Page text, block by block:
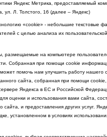
Яндекс Метрика, предоставляемый
ул. Л. Толстого, 16 (далее – Яндекс)
«cookie» - небольшие текстовые
с целью анализа их пользовательской
размещаемые на компьютере
Собранная при помощи cookie
помочь нам улучшить работу нашего
сайта, собранная при помощи cookie,
Яндекса в ЕС и Российской
оценки и использования вами сайта,
сайта, и предоставления других услуг.
установленном в условиях